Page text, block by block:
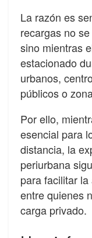
La razón es
recargas no
sino mientras
estacionado
urbanos,
públicos o
Por ello,
esencial para
distancia, la
periurbana
para facilitar
entre quienes
carga privado.